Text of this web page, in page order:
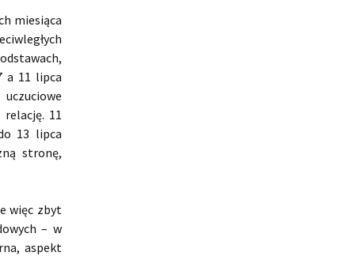
miesiąca
a 11 lipca
11
13 lipca
stronę,
więc zbyt
– w
aspekt